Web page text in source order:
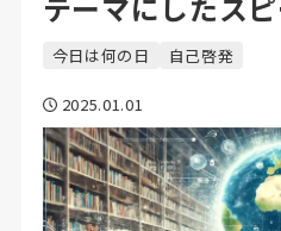
今日は何の日 自己啓発
2025.01.01